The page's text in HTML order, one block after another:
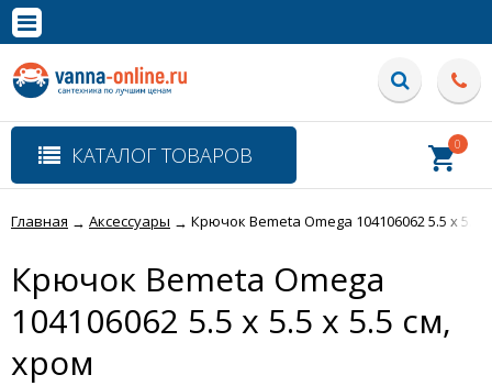
Полная версия сайта
КАТАЛОГ ТОВАРОВ 0
Главная → Аксессуары → Крючок Bemeta Omega 104106062 5.5 x 5.5
Крючок Bemeta Omega
104106062 5.5 x 5.5 x 5.5 см,
хром